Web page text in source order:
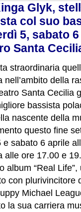
Glyk,
col suo
5, sabato
Santa
straordinaria
nell’ambito della
Santa Cecilia
bassista
nascente della
questo fine
e sabato 6 aprile
alle ore 17.00 e
album “Real
con plurivincitore
Michael
la sua carriera